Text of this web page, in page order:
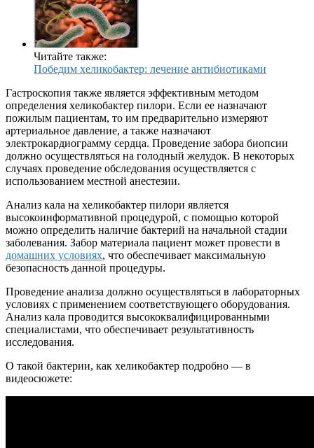
Читайте также:
Победим хеликобактер: лечение антибиотиками
Гастроскопия также является эффективным методом
определения хеликобактер пилори. Если ее назначают
пожилым пациентам, то им предварительно измеряют
артериальное давление, а также назначают
электрокардиограмму сердца. Проведение забора биопсии
должно осуществляться на голодный желудок. В некоторых
случаях проведение обследования осуществляется с
использованием местной анестезии.
Анализ кала на хеликобактер пилори является
высокоинформативной процедурой, с помощью которой
можно определить наличие бактерий на начальной стадии
заболевания. Забор материала пациент может провести в
домашних условиях, что обеспечивает максимальную
безопасность данной процедуры.
Проведение анализа должно осуществляться в лабораторных
условиях с применением соответствующего оборудования.
Анализ кала проводится высококвалифицированными
специалистами, что обеспечивает результативность
исследования.
О такой бактерии, как хеликобактер подробно — в
видеосюжете: